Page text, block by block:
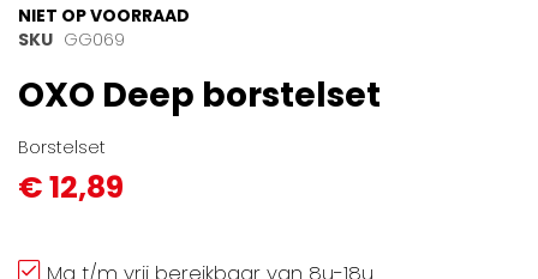
Ga
naar
begin
van
afbeeldingen-
gallerij
NIET OP VOORRAAD
SKU GG069
OXO Deep borstelset
Borstelset
€ 12,89
Ma t/m vrij bereikbaar van 8u-18u